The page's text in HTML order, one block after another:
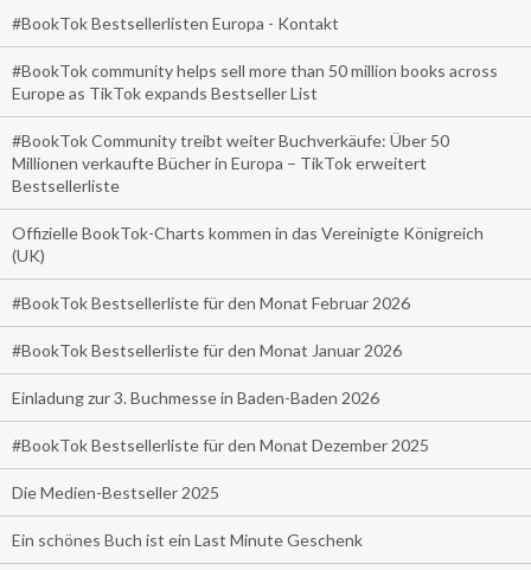
#BookTok Bestsellerlisten Europa - Kontakt
#BookTok community helps sell more than 50 million books across
Europe as TikTok expands Bestseller List
#BookTok Community treibt weiter Buchverkäufe: Über 50
Millionen verkaufte Bücher in Europa – TikTok erweitert
Bestsellerliste
Offizielle BookTok-Charts kommen in das Vereinigte Königreich
(UK)
#BookTok Bestsellerliste für den Monat Februar 2026
#BookTok Bestsellerliste für den Monat Januar 2026
Einladung zur 3. Buchmesse in Baden-Baden 2026
#BookTok Bestsellerliste für den Monat Dezember 2025
Die Medien-Bestseller 2025
Ein schönes Buch ist ein Last Minute Geschenk